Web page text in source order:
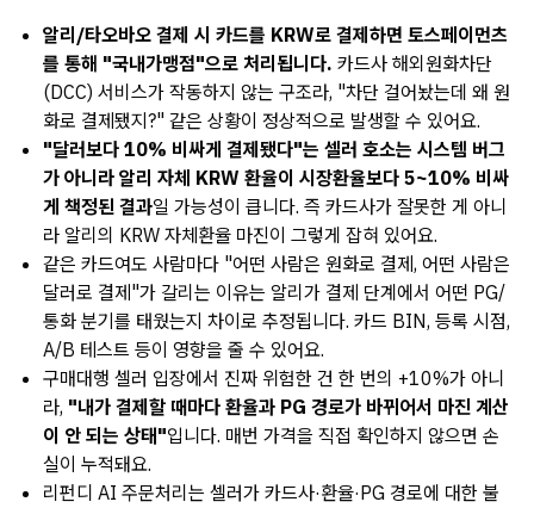
알리/타오바오 결제 시 카드를 KRW로 결제하면 토스페이먼츠
를 통해 "국내가맹점"으로 처리됩니다. 카드사 해외원화차단
(DCC) 서비스가 작동하지 않는 구조라, "차단 걸어놨는데 왜 원
화로 결제됐지?" 같은 상황이 정상적으로 발생할 수 있어요.
"달러보다 10% 비싸게 결제됐다"는 셀러 호소는 시스템 버그
가 아니라 알리 자체 KRW 환율이 시장환율보다 5~10% 비싸
게 책정된 결과일 가능성이 큽니다. 즉 카드사가 잘못한 게 아니
라 알리의 KRW 자체환율 마진이 그렇게 잡혀 있어요.
같은 카드여도 사람마다 "어떤 사람은 원화로 결제, 어떤 사람은
달러로 결제"가 갈리는 이유는 알리가 결제 단계에서 어떤 PG/
통화 분기를 태웠는지 차이로 추정됩니다. 카드 BIN, 등록 시점,
A/B 테스트 등이 영향을 줄 수 있어요.
구매대행 셀러 입장에서 진짜 위험한 건 한 번의 +10%가 아니
라, "내가 결제할 때마다 환율과 PG 경로가 바뀌어서 마진 계산
이 안 되는 상태"입니다. 매번 가격을 직접 확인하지 않으면 손
실이 누적돼요.
리펀디 AI 주문처리는 셀러가 카드사·환율·PG 경로에 대한 불